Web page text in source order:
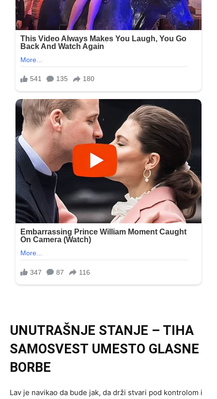
UNUTRAŠNJE STANJE – TIHA
SAMOSVEST UMESTO GLASNE
BORBE
Lav je navikao da bude jak, da drži stvari pod kontrolom i